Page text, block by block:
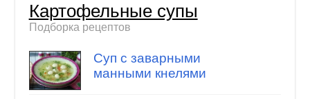
Картофельные супы
Подборка рецептов
Суп с заварными
манными кнелями